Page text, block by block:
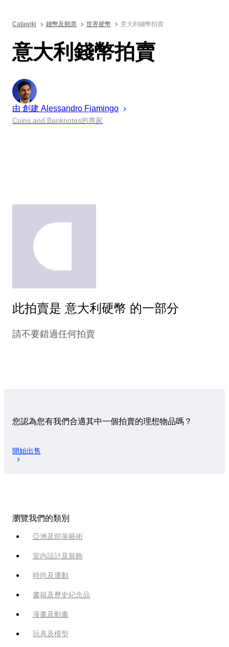
Catawiki 錢幣及郵票 世界硬幣 意大利錢幣拍賣
意大利錢幣拍賣
由 創建 Alessandro Fiamingo
Coins and Banknotes的專家
此拍賣是 意大利硬幣 的一部分
請不要錯過任何拍賣
您認為您有我們合適其中一個拍賣的理想物品嗎？
開始出售
瀏覽我們的類別
亞洲及部落藝術
室內設計及裝飾
時尚及運動
書籍及歷史紀念品
漫畫及動畫
玩具及模型